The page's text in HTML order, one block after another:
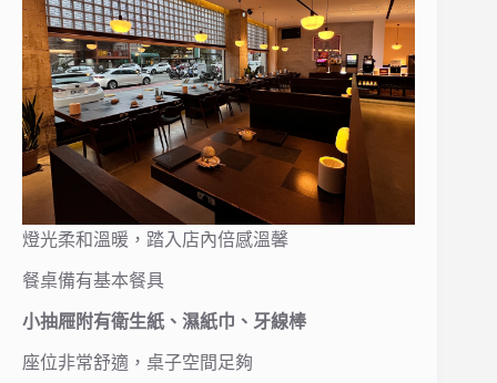
燈光柔和溫暖，踏入店內倍感溫馨
餐桌備有基本餐具
小抽屜附有衛生紙、濕紙巾、牙線棒
座位非常舒適，桌子空間足夠